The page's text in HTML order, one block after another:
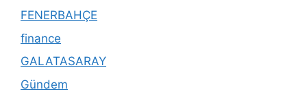
FENERBAHÇE
finance
GALATASARAY
Gündem